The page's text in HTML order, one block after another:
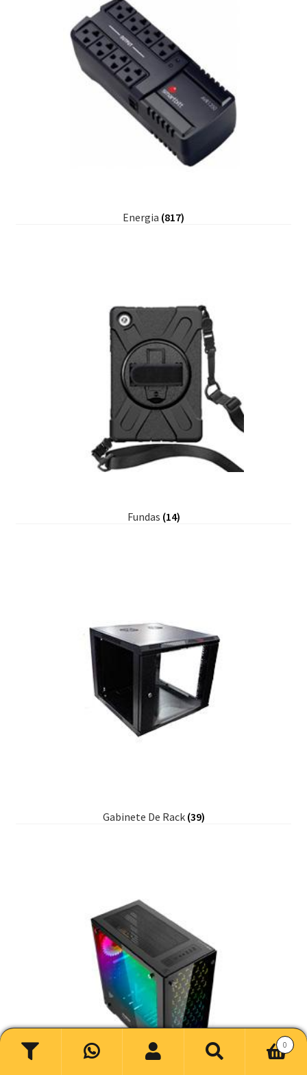
Energia (817)
Fundas (14)
Gabinete De Rack (39)
Buscar
Buscar
0